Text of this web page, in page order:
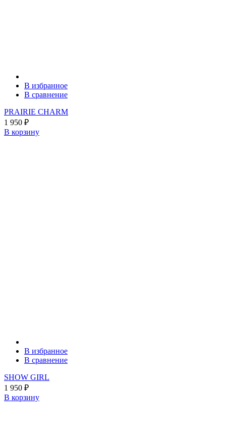
В избранное
В сравнение
PRAIRIE CHARM
1 950 ₽
В корзину
В избранное
В сравнение
SHOW GIRL
1 950 ₽
В корзину